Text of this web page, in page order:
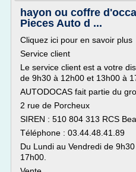
hayon ou coffre
Pieces Auto d ...
Cliquez ici pour en savoir plus
Service client
Le service client est a votre
de 9h30 à 12h00 et 13h00 à
AUTODOCAS fait partie du
2 rue de Porcheux
SIREN : 510 804 313 RCS
Téléphone : 03.44.48.41.89
Du Lundi au Vendredi de
17h00.